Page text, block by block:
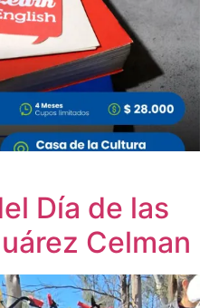
Día de las
Celman